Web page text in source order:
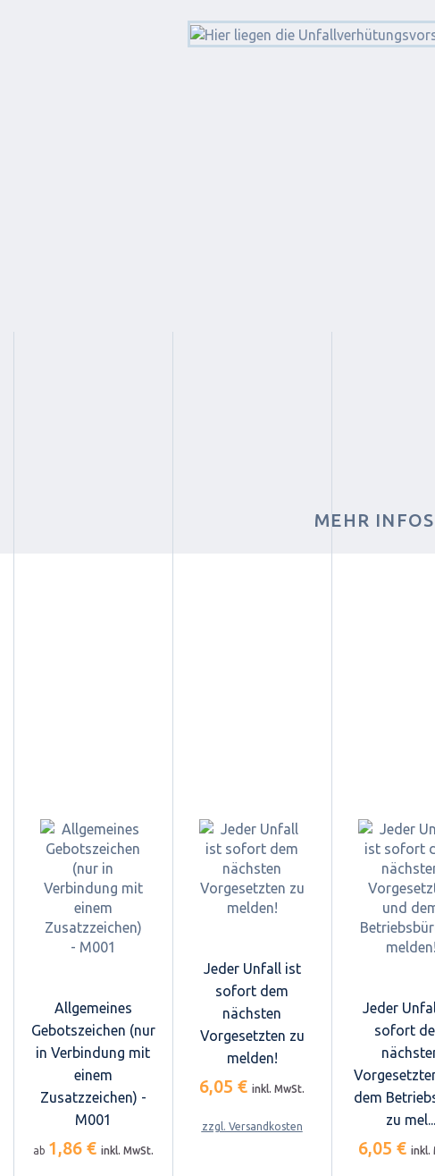
MEHR INFOS
Allgemeines
Gebotszeichen (nur
in Verbindung mit
einem
Zusatzzeichen) -
M001
ab 1,86 € inkl. MwSt.
Jeder Unfall ist
sofort dem
nächsten
Vorgesetzten zu
melden!
6,05 € inkl. MwSt.
zzgl. Versandkosten
Jeder
sofort
dem
zu mel...
6,05 € inkl.